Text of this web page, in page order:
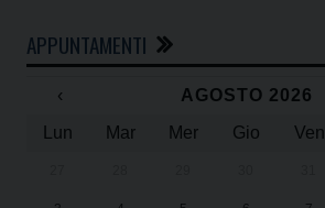
APPUNTAMENTI
‹ AGOSTO 2026
Lun
Mar Mer Gio Ven